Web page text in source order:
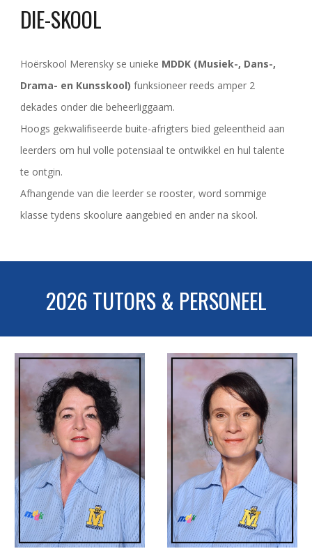
DIE-SKOOL
Hoërskool Merensky se unieke MDDK (Musiek-, Dans-,
Drama- en Kunsskool) funksioneer reeds amper 2
dekades onder die beheerliggaam.
Hoogs gekwalifiseerde buite-afrigters bied geleentheid aan
leerders om hul volle potensiaal te ontwikkel en hul talente
te ontgin.
Afhangende van die leerder se rooster, word sommige
klasse tydens skoolure aangebied en ander na skool.
2026 TUTORS & PERSONEEL